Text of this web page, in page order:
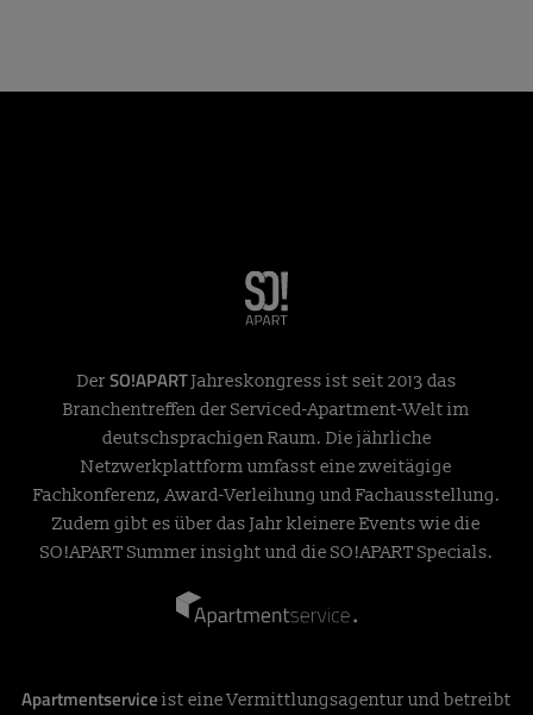
Der SO!APARTJahreskongress ist seit 2013 das
Branchentreffen der Serviced-Apartment-Welt im
deutschsprachigen Raum. Die jährliche
Netzwerkplattform umfasst eine zweitägige
Fachkonferenz, Award-Verleihung und Fachausstellung.
Zudem gibt es über das Jahr kleinere Events wie die
SO!APART Summer insight und die SO!APART Specials.
Apartmentservice ist eine Vermittlungsagentur und betreibt